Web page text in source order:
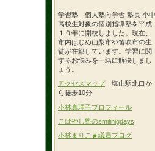
学習塾 個人塾向学舎 塾長 小中
高校生対象の個別指導塾を平成
１０年に開校しました。現在、
市内はじめ山梨市や笛吹市の生
徒が在籍しています。学習に関
するお悩みを一緒に解決しまし
ょう。
アクセスマップ 塩山駅北口か
ら徒歩10分
小林真理子プロフィール
こばやし塾のsmilinigdays
小林まりこ★議員ブログ